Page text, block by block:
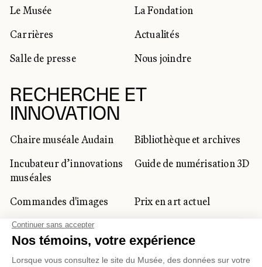
Le Musée
La Fondation
Carrières
Actualités
Salle de presse
Nous joindre
RECHERCHE ET
INNOVATION
Chaire muséale Audain
Bibliothèque et archives
Incubateur d’innovations
muséales
Guide de numérisation 3D
Commandes d'images
Prix en art actuel
Prix Lynne-Cohen
CLIENTÈLE CORPORATIVE